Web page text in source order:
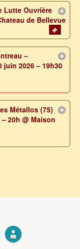
Lutte Ouvrière
de Bellevue
–
juin 2026 – 19h30
Métallos (75)
– 20h@ Maison